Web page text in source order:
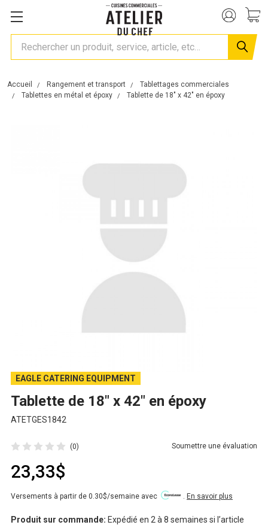
Rechercher
Accueil Rangement et transport
Tablettages commerciales
Tablettes en métal et époxy
Tablette de 18" x 42" en époxy
EAGLE CATERING EQUIPMENT
Tablette de 18" x 42" en époxy
ATETGES1842
(0) Soumettre une évaluation
23,33$
Versements à partir de 0.30$/semaine avec . En savoir plus
Produit sur commande: Expédié en 2 à 8 semaines si l’article